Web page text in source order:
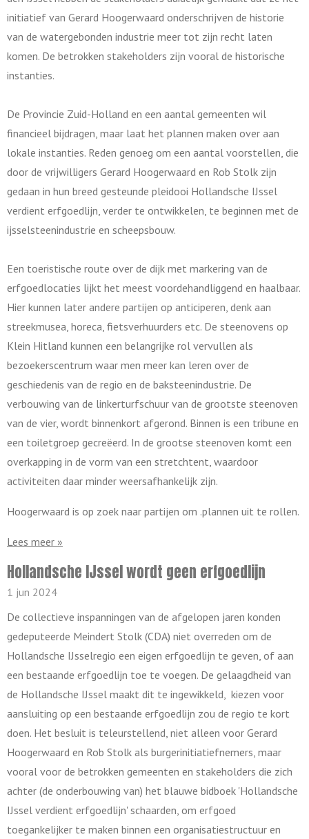
initiatief van Gerard Hoogerwaard onderschrijven de historie
van de watergebonden industrie meer tot zijn recht laten
komen. De betrokken stakeholders zijn vooral de historische
instanties.
De Provincie Zuid-Holland en een aantal gemeenten wil
financieel bijdragen, maar laat het plannen maken over aan
lokale instanties. Reden genoeg om een aantal voorstellen, die
door de vrijwilligers Gerard Hoogerwaard en Rob Stolk zijn
gedaan in hun breed gesteunde pleidooi Hollandsche IJssel
verdient erfgoedlijn, verder te ontwikkelen, te beginnen met de
ijsselsteenindustrie en scheepsbouw.
Een toeristische route over de dijk met markering van de
erfgoedlocaties lijkt het meest voordehandliggend en haalbaar.
Hier kunnen later andere partijen op anticiperen, denk aan
streekmusea, horeca, fietsverhuurders etc. De steenovens op
Klein Hitland kunnen een belangrijke rol vervullen als
bezoekerscentrum waar men meer kan leren over de
geschiedenis van de regio en de baksteenindustrie. De
verbouwing van de linkerturfschuur van de grootste steenoven
van de vier, wordt binnenkort afgerond. Binnen is een tribune en
een toiletgroep gecreëerd. In de grootse steenoven komt een
overkapping in de vorm van een stretchtent, waardoor
activiteiten daar minder weersafhankelijk zijn.
Hoogerwaard is op zoek naar partijen om .plannen uit te rollen.
Lees meer »
Hollandsche IJssel wordt geen erfgoedlijn
1 jun 2024
De collectieve inspanningen van de afgelopen jaren konden
gedeputeerde Meindert Stolk (CDA) niet overreden om de
Hollandsche IJsselregio een eigen erfgoedlijn te geven, of aan
een bestaande erfgoedlijn toe te voegen. De gelaagdheid van
de Hollandsche IJssel maakt dit te ingewikkeld, kiezen voor
aansluiting op een bestaande erfgoedlijn zou de regio te kort
doen. Het besluit is teleurstellend, niet alleen voor Gerard
Hoogerwaard en Rob Stolk als burgerinitiatiefnemers, maar
vooral voor de betrokken gemeenten en stakeholders die zich
achter (de onderbouwing van) het blauwe bidboek 'Hollandsche
IJssel verdient erfgoedlijn' schaarden, om erfgoed
toegankelijker te maken binnen een organisatiestructuur en